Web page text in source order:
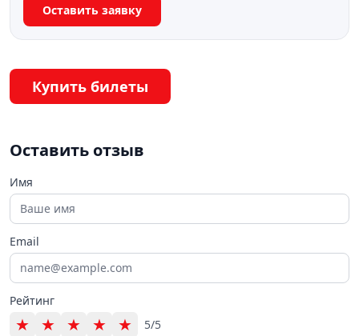
Оставить заявку
Купить билеты
Оставить отзыв
Имя
Email
Рейтинг
★ ★ ★ ★ ★
5/5